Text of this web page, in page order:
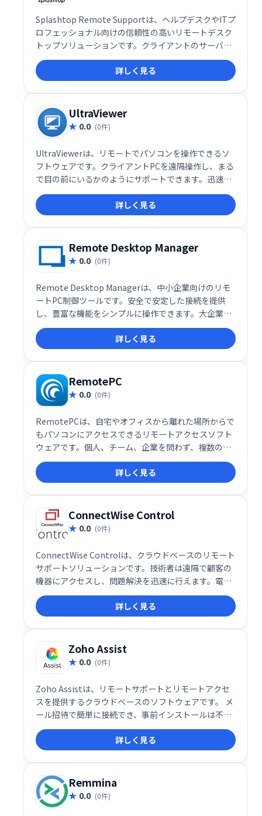
Splashtop Remote Supportは、ヘルプデスクやITプ
ロフェッショナル向けの信頼性の高いリモートデスク
トップソリューションです。クライアントのサーバー
やコンピュータをリモートでサポートし、有人・無人
両方のサポートに対応できます。迅速かつ効率的なリ
モートサポートを実現し、業務の生産性向上に貢献し
ます。
詳しく見る
UltraViewer
0.0 (0件)
UltraViewerは、リモートでパソコンを操作できるソ
フトウェアです。クライアントPCを遠隔操作し、まる
で目の前にいるかのようにサポートできます。迅速か
つ容易なリモートアクセスを実現し、ITサポートや遠
隔操作が必要な場面で威力を発揮します。
詳しく見る
Remote Desktop Manager
0.0 (0件)
Remote Desktop Managerは、中小企業向けのリモ
ートPC制御ツールです。安全で安定した接続を提供
し、豊富な機能をシンプルに操作できます。大企業向
けサイトライセンスや、個人利用可能な無料版も用
意。導入前に無料版で機能を試せるので、安心してご
利用いただけます。
詳しく見る
RemotePC
0.0 (0件)
RemotePCは、自宅やオフィスから離れた場所からで
もパソコンにアクセスできるリモートアクセスソフト
ウェアです。個人、チーム、企業を問わず、複数のデ
バイスへのリモートアクセスをクラウド上で実現しま
す。場所を選ばず、いつでもどこでも安全にパソコン
を操作できます。
詳しく見る
ConnectWise Control
0.0 (0件)
ConnectWise Controlは、クラウドベースのリモート
サポートソリューションです。技術者は遠隔で顧客の
機器にアクセスし、問題解決を迅速に行えます。電話
やチャットを介さず、直接サポートを提供すること
で、効率的な顧客対応を実現します。 スムーズなリモ
ートアクセスと会議機能により、迅速かつ効果的な技
術サポートを提供します。
詳しく見る
Zoho Assist
0.0 (0件)
Zoho Assistは、リモートサポートとリモートアクセ
スを提供するクラウドベースのソフトウェアです。 メ
ール招待で簡単に接続でき、事前インストールは不
要。PCとMacに対応し、ファイル転送、ボイス/ビデ
オチャット、再起動機能などを備えています。無人ア
クセス設定やマルチモニター対応など、多様な機能で
ITサポートやトレーニング、オンライン会議などを効
率化します。無料プランと、月額10ドルからの有料プ
ランがあります。
詳しく見る
Remmina
0.0 (0件)